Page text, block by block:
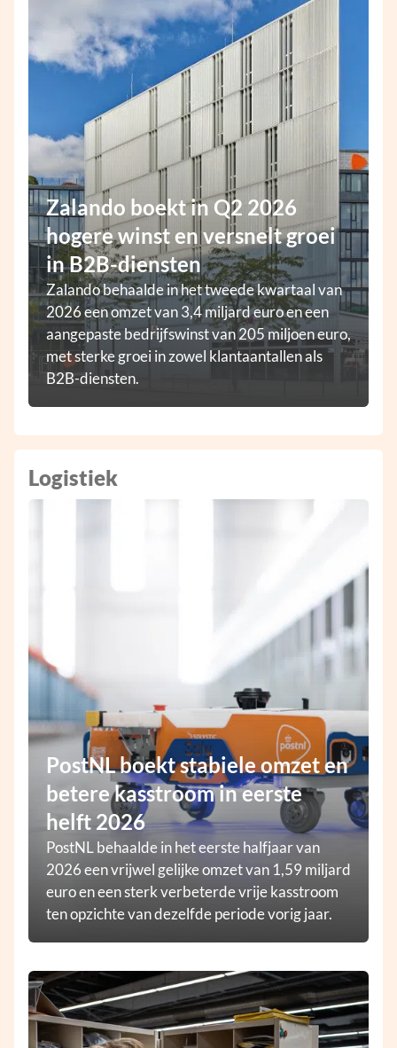
Zalando boekt in Q2 2026
hogere winst en versnelt groei
in B2B-diensten
Zalando behaalde in het tweede kwartaal van
2026 een omzet van 3,4 miljard euro en een
aangepaste bedrijfswinst van 205 miljoen euro,
met sterke groei in zowel klantaantallen als
B2B-diensten.
Logistiek
PostNL boekt stabiele omzet en
betere kasstroom in eerste
helft 2026
PostNL behaalde in het eerste halfjaar van
2026 een vrijwel gelijke omzet van 1,59 miljard
euro en een sterk verbeterde vrije kasstroom
ten opzichte van dezelfde periode vorig jaar.